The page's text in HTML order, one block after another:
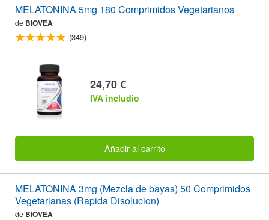
MELATONINA 5mg 180 Comprimidos Vegetarianos
de BIOVEA
(349)
24,70 €
IVA includio
Añadir al carrito
MELATONINA 3mg (Mezcla de bayas) 50 Comprimidos
Vegetarianas (Rapida Disolucion)
de BIOVEA